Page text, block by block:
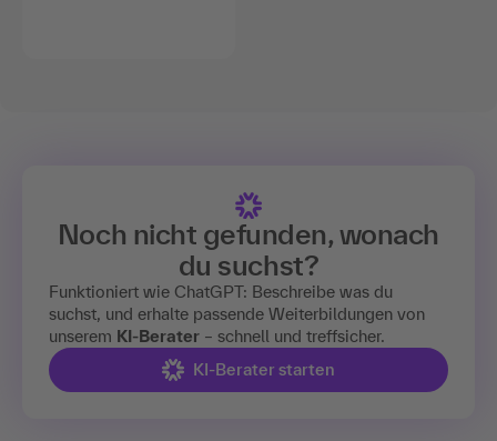
Noch nicht gefunden, wonach
du suchst?
Funktioniert wie ChatGPT: Beschreibe was du
suchst, und erhalte passende Weiterbildungen von
unserem KI-Berater – schnell und treffsicher.
KI-Berater starten